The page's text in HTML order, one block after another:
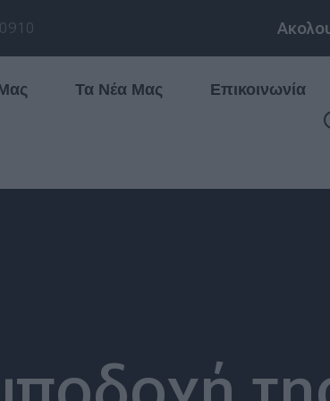
Τα Νέα Μας Επικοινωνία